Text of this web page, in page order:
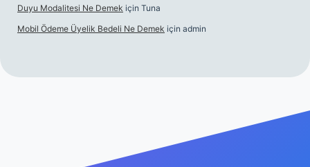
Duyu Modalitesi Ne Demek için Tuna
Mobil Ödeme Üyelik Bedeli Ne Demek için admin